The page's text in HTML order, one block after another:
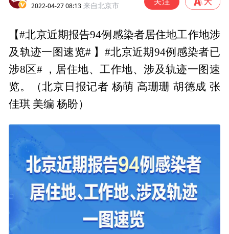
2022-04-27 08:13 来自北京市
【#北京近期报告94例感染者居住地工作地涉
及轨迹一图速览# 】#北京近期94例感染者已
涉8区# ，居住地、工作地、涉及轨迹一图速
览。（北京日报记者 杨萌 高珊珊 胡德成 张
佳琪 美编 杨盼） ​​​